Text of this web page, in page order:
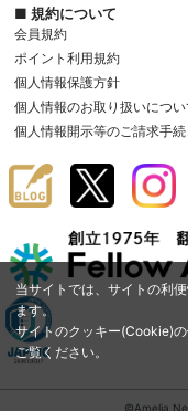
当サイトでは、サイトの利
ます。
サイトのクッキー(Cookie)
ご覧ください。
■ 規約について
会員規約
ポイント利用規約
個人情報保護方針
個人情報のお取り扱いについ
個人情報開示等のご請求手
©Amelia